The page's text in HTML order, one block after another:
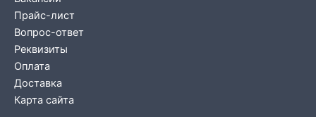
Прайс-лист
Вопрос-ответ
Реквизиты
Оплата
Доставка
Карта сайта